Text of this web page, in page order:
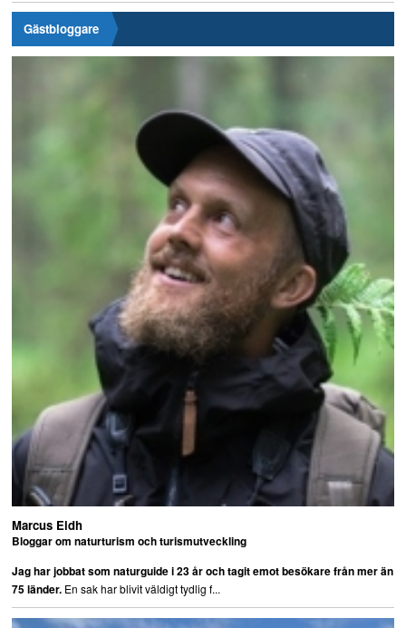
Gästbloggare
Marcus Eldh
Bloggar om naturturism och turismutveckling
Jag har jobbat som naturguide i 23 år och tagit emot besökare från mer än
75 länder.En sak har blivit väldigt tydlig f...